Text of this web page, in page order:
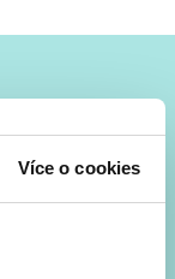
Více o cookies
do mailu!